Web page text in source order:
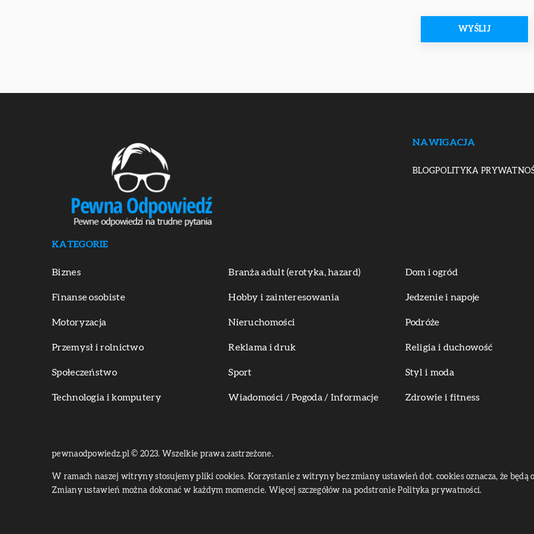
NAWIGACJA
BLOGPOLITYKA
KATEGORIE
Biznes Branża adult (erotyka, hazard) Dom i ogród
Finanse osobiste Hobby i zainteresowania Jedzenie i napoje
Motoryzacja Nieruchomości Podróże
Przemysł i rolnictwo Reklama i druk Religia i duchowość
Społeczeństwo Sport Styl i moda
Technologia i komputery Wiadomości / Pogoda / Informacje Zdrowie i fitness
pewnaodpowiedz.pl © 2023. Wszelkie prawa zastrzeżone.
W ramach naszej witryny stosujemy pliki cookies. Korzystanie z witryny bez zmiany ustawień dot. cookies oznacza, że będą
Zmiany ustawień można dokonać w każdym momencie. Więcej szczegółów na podstroniePolityka prywatności.